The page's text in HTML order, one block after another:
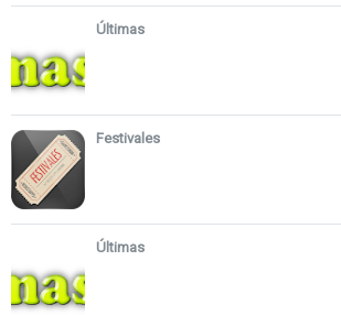
Últimas
Festivales
Últimas